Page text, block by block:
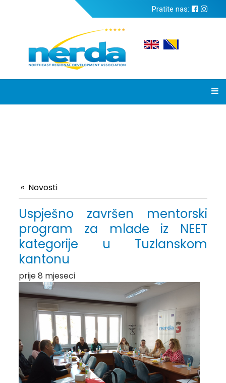
Pratite nas:
Novosti
Uspješno završen mentorski
program za mlade iz NEET
kategorije u Tuzlanskom
kantonu
prije 8 mjeseci